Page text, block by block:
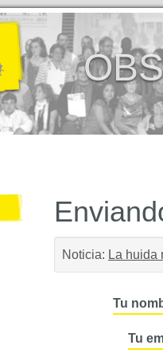
Noticia: La huida
Tu
Tu